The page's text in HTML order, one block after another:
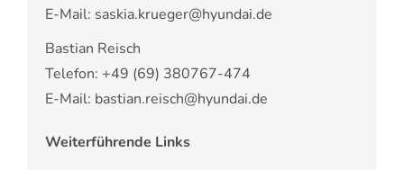
E-Mail: saskia.krueger@hyundai.de
Bastian Reisch
Telefon: +49 (69) 380767-474
E-Mail: bastian.reisch@hyundai.de
Weiterführende Links